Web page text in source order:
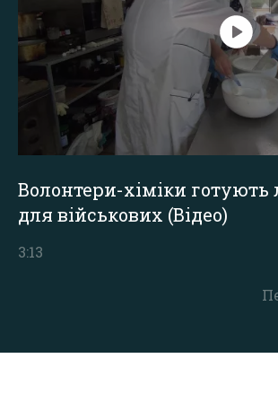
Волонтери-хіміки готують
для військових (Відео)
3:13